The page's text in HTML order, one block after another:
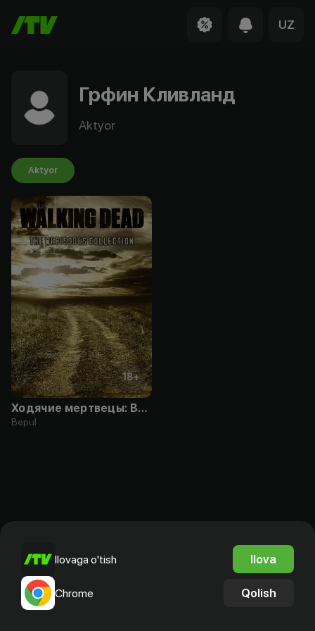
UZ
Грфин Кливланд
Aktyor
Aktyor
18+
Ходячие мертвецы: Вэб-эпизоды
Bepul
Ilovaga o'tish Ilova
Chrome Qolish